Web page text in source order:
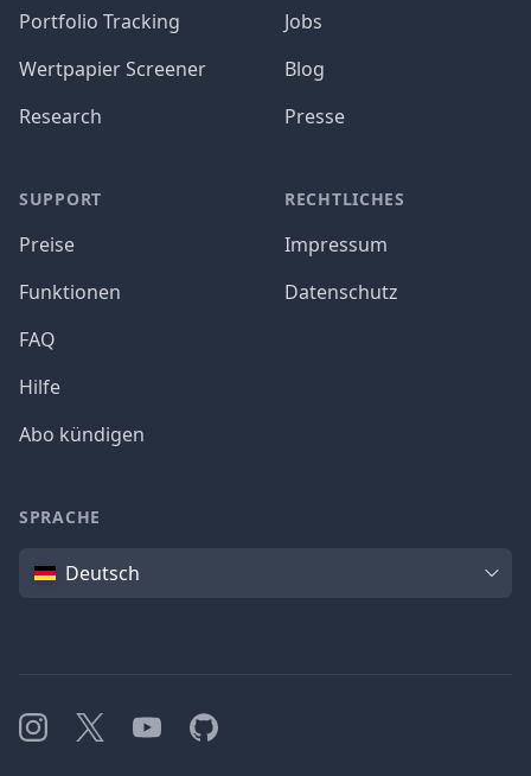
Portfolio Tracking
Wertpapier Screener
Research
SUPPORT
Preise
Funktionen
FAQ
Hilfe
Abo kündigen
Jobs
Blog
Presse
RECHTLICHES
Impressum
Datenschutz
SPRACHE
SpracheDeutsch
Instagram
X YouTubeGitHub